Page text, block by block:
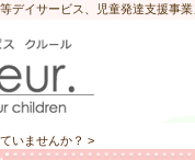
デイサービス、児童発達支援事
いませんか？ >